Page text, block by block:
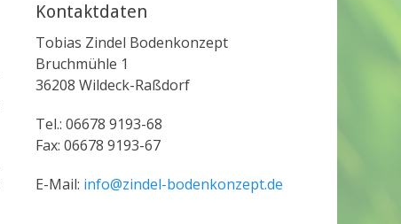
Kontaktdaten
Tobias Zindel Bodenkonzept
Bruchmühle 1
36208 Wildeck-Raßdorf
Tel.: 06678 9193-68
Fax: 06678 9193-67
E-Mail: info@zindel-bodenkonzept.de